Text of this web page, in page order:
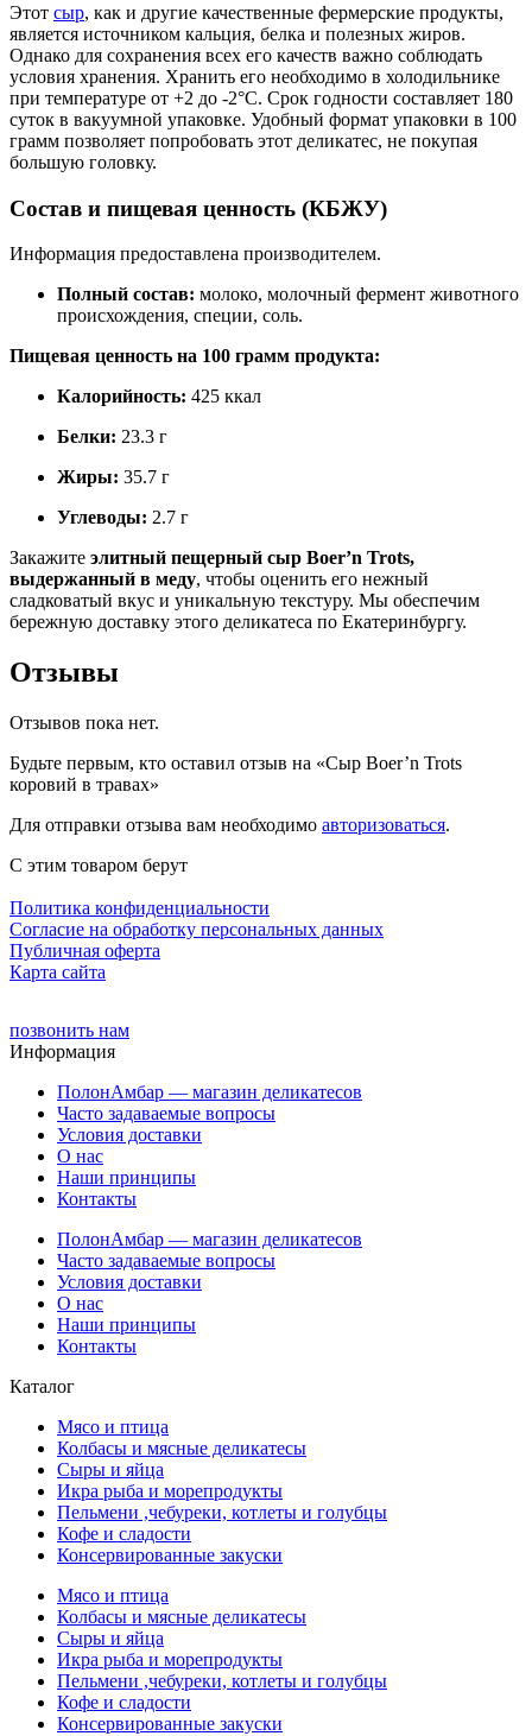
Этот сыр, как и другие качественные фермерские продукты,
является источником кальция, белка и полезных жиров.
Однако для сохранения всех его качеств важно соблюдать
условия хранения. Хранить его необходимо в холодильнике
при температуре от +2 до -2°C. Срок годности составляет 180
суток в вакуумной упаковке. Удобный формат упаковки в 100
грамм позволяет попробовать этот деликатес, не покупая
большую головку.
Состав и пищевая ценность (КБЖУ)
Информация предоставлена производителем.
Полный состав: молоко, молочный фермент животного
происхождения, специи, соль.
Пищевая ценность на 100 грамм продукта:
Калорийность: 425 ккал
Белки: 23.3 г
Жиры: 35.7 г
Углеводы: 2.7 г
Закажите элитный пещерный сыр Boer’n Trots,
выдержанный в меду, чтобы оценить его нежный
сладковатый вкус и уникальную текстуру. Мы обеспечим
бережную доставку этого деликатеса по Екатеринбургу.
Отзывы
Отзывов пока нет.
Будьте первым, кто оставил отзыв на «Сыр Boer’n Trots
коровий в травах»
Для отправки отзыва вам необходимо авторизоваться.
С этим товаром берут
Политика конфиденциальности
Cогласие на обработку персональных данных
Публичная оферта
Карта сайта
позвонить нам
Информация
ПолонАмбар — магазин деликатесов
Часто задаваемые вопросы
Условия доставки
О нас
Наши принципы
Контакты
ПолонАмбар — магазин деликатесов
Часто задаваемые вопросы
Условия доставки
О нас
Наши принципы
Контакты
Каталог
Мясо и птица
Колбасы и мясные деликатесы
Сыры и яйца
Икра рыба и морепродукты
Пельмени ,чебуреки, котлеты и голубцы
Кофе и сладости
Консервированные закуски
Мясо и птица
Колбасы и мясные деликатесы
Сыры и яйца
Икра рыба и морепродукты
Пельмени ,чебуреки, котлеты и голубцы
Кофе и сладости
Консервированные закуски